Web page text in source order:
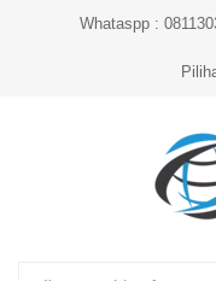
Whataspp :